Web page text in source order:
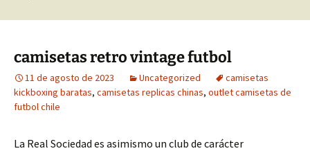
camisetas retro vintage futbol
11 de agosto de 2023 Uncategorized
camisetas
kickboxing baratas, camisetas replicas chinas, outlet camisetas de
futbol chile
La Real Sociedad es asimismo un club de carácter